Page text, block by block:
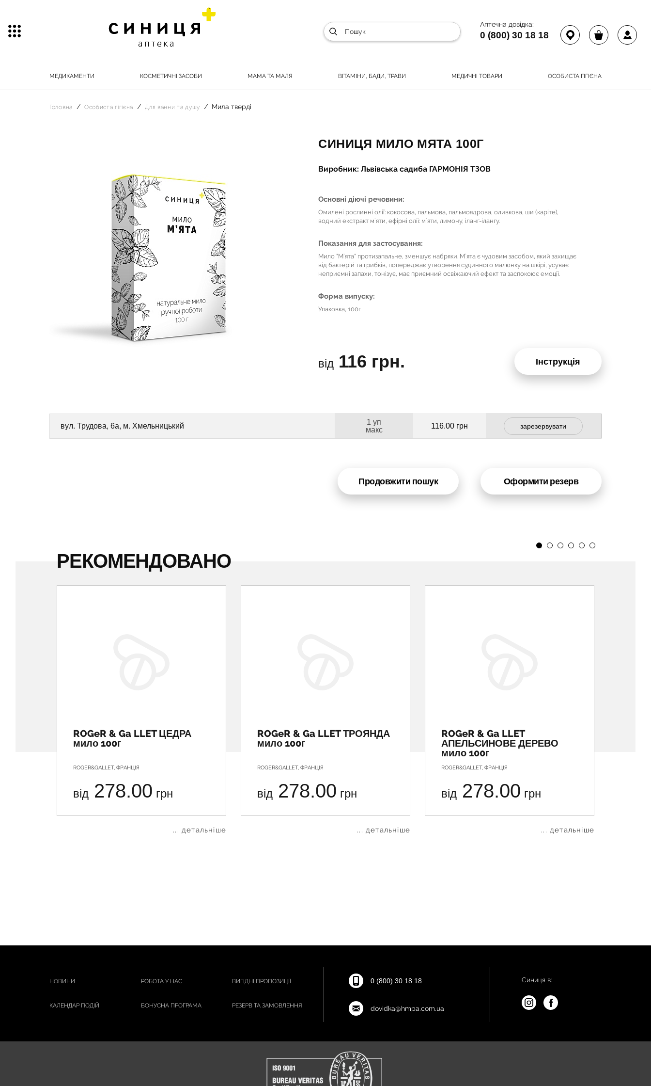
Аптечна довідка:
0 (800) 30 18 18
МЕДИКАМЕНТИ КОСМЕТИЧНІ ЗАСОБИ МАМА ТА МАЛЯ ВІТАМІНИ, БАДИ, ТРАВИ МЕДИЧНІ ТОВАРИ ОСОБИСТА ГІГІЄНА
Головна Особиста гігієна Для ванни та душу Мила тверді
СИНИЦЯ МИЛО МЯТА 100Г
Виробник: Львівська садиба ГАРМОНІЯ ТЗОВ
Основні діючі речовини:
Омилені рослинні олії: кокосова, пальмова, пальмоядрова, оливкова, ши (каріте),
водний екстракт м`яти, ефірні олії: м`яти, лимону, іланг-ілангу.
Показання для застосування:
Мило "М`ята" протизапальне, зменшує набряки. М`ята є чудовим засобом, який захищає
від бактерій та грибків, попереджає утворення судинного малюнку на шкірі, усуває
неприємні запахи, тонізує, має приємний освіжаючий ефект та заспокоює емоції.
Форма випуску:
Упаковка, 100г
від 116 грн. Інструкція
вул. Трудова, 6а, м. Хмельницький
1 уп
макс
116.00 грн зарезервувати
Продовжити пошук Оформити резерв
РЕКОМЕНДОВАНО
ROGeR & Ga LLET ЦЕДРА
мило 100г
ROGER&GALLET, ФРАНЦІЯ
від 278.00 грн
... детальніше
ROGeR & Ga LLET ТРОЯНДА
мило 100г
ROGER&GALLET, ФРАНЦІЯ
від 278.00 грн
... детальніше
ROGeR & Ga LLET
АПЕЛЬСИНОВЕ ДЕРЕВО
мило 100г
ROGER&GALLET, ФРАНЦІЯ
від 278.00 грн
... детальніше
НОВИНИ РОБОТА У НАС ВИГІДНІ ПРОПОЗИЦІЇ
КАЛЕНДАР ПОДІЙ БОНУСНА ПРОГРАМА РЕЗЕРВ ТА ЗАМОВЛЕННЯ
0 (800) 30 18 18
dovidka@hmpa.com.ua
Синиця в: